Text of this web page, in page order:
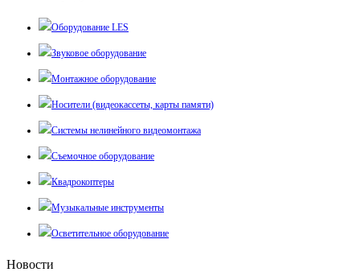
Оборудование LES
Звуковое оборудование
Монтажное оборудование
Носители (видеокассеты, карты памяти)
Системы нелинейного видеомонтажа
Съемочное оборудование
Квадрокоптеры
Музыкальные инструменты
Осветительное оборудование
Новости